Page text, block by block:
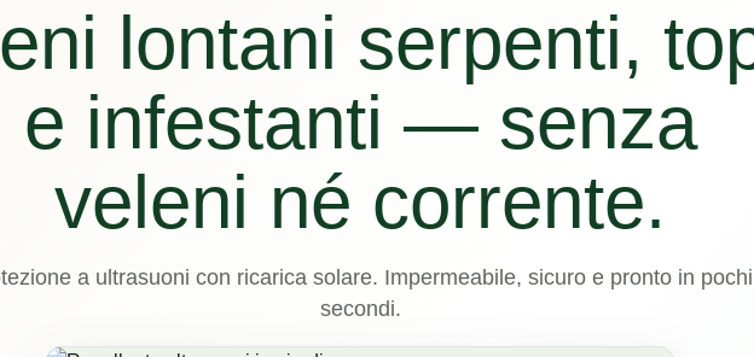
lontani serpenti,
e infestanti — senza
veleni né corrente.
a ultrasuoni con ricarica solare. Impermeabile, sicuro e pronto in pochi
secondi.